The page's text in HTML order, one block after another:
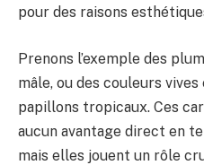
pour des raisons
Prenons l’exemple des
mâle, ou des couleurs
papillons tropicaux. Ces
aucun avantage direct en
mais elles jouent un rôle